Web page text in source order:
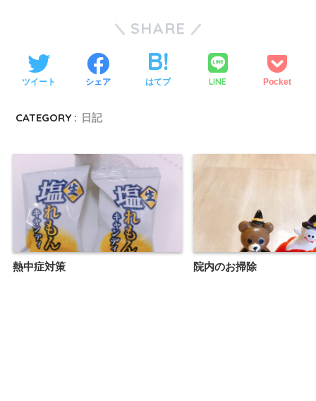
SHARE
ツイート シェア はてブ LINE Pocket
CATEGORY : 日記
熱中症対策 院内のお掃除